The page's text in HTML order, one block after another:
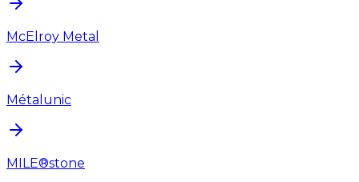
McElroy Metal
Métalunic
MILE®stone